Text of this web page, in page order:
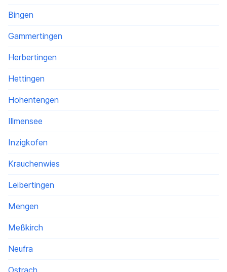
Bingen
Gammertingen
Herbertingen
Hettingen
Hohentengen
Illmensee
Inzigkofen
Krauchenwies
Leibertingen
Mengen
Meßkirch
Neufra
Ostrach